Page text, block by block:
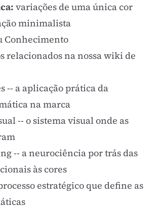
variações de uma única cor
minimalista
Conhecimento
relacionados na nossa wiki de
-- a aplicação prática da
na marca
-- o sistema visual onde as
-- a neurociência por trás das
às cores
estratégico que define as